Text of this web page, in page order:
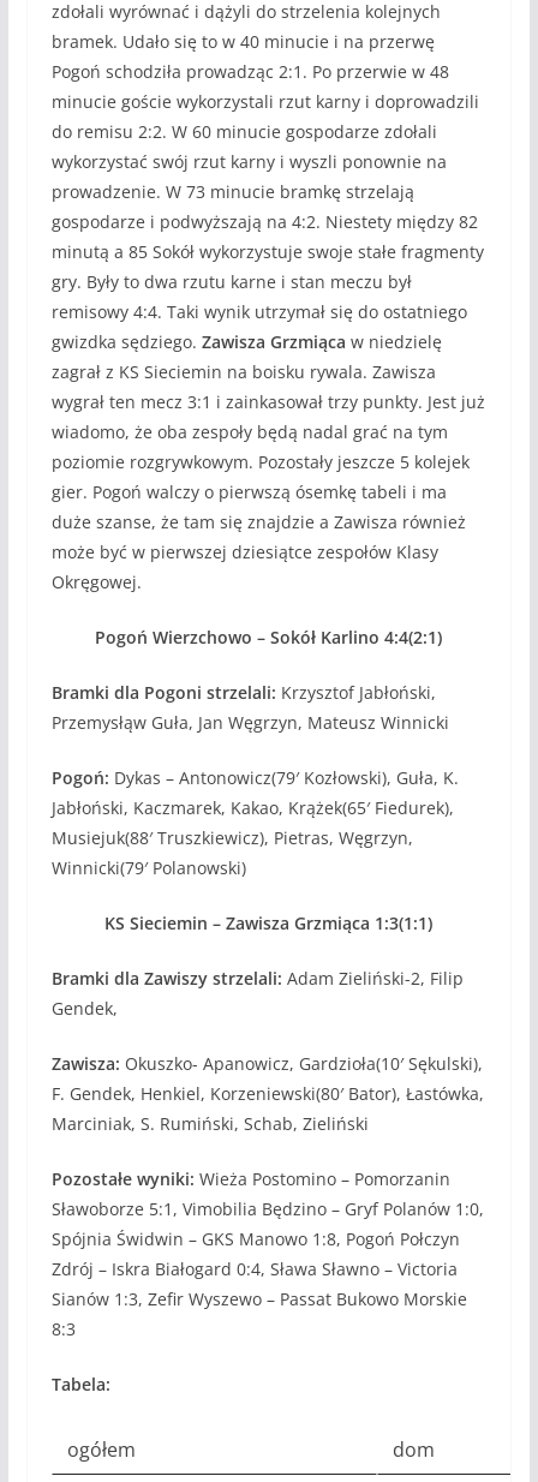
zdołali wyrównać i dążyli do strzelenia kolejnych
bramek. Udało się to w 40 minucie i na przerwę
Pogoń schodziła prowadząc 2:1. Po przerwie w 48
minucie goście wykorzystali rzut karny i doprowadzili
do remisu 2:2. W 60 minucie gospodarze zdołali
wykorzystać swój rzut karny i wyszli ponownie na
prowadzenie. W 73 minucie bramkę strzelają
gospodarze i podwyższają na 4:2. Niestety między 82
minutą a 85 Sokół wykorzystuje swoje stałe fragmenty
gry. Były to dwa rzutu karne i stan meczu był
remisowy 4:4. Taki wynik utrzymał się do ostatniego
gwizdka sędziego. Zawisza Grzmiąca w niedzielę
zagrał z KS Sieciemin na boisku rywala. Zawisza
wygrał ten mecz 3:1 i zainkasował trzy punkty. Jest już
wiadomo, że oba zespoły będą nadal grać na tym
poziomie rozgrywkowym. Pozostały jeszcze 5 kolejek
gier. Pogoń walczy o pierwszą ósemkę tabeli i ma
duże szanse, że tam się znajdzie a Zawisza również
może być w pierwszej dziesiątce zespołów Klasy
Okręgowej.
Pogoń Wierzchowo – Sokół Karlino 4:4(2:1)
Bramki dla Pogoni strzelali: Krzysztof Jabłoński,
Przemysłąw Guła, Jan Węgrzyn, Mateusz Winnicki
Pogoń: Dykas – Antonowicz(79′ Kozłowski), Guła, K.
Jabłoński, Kaczmarek, Kakao, Krążek(65′ Fiedurek),
Musiejuk(88′ Truszkiewicz), Pietras, Węgrzyn,
Winnicki(79′ Polanowski)
KS Sieciemin – Zawisza Grzmiąca 1:3(1:1)
Bramki dla Zawiszy strzelali: Adam Zieliński-2, Filip
Gendek,
Zawisza: Okuszko- Apanowicz, Gardzioła(10′ Sękulski),
F. Gendek, Henkiel, Korzeniewski(80′ Bator), Łastówka,
Marciniak, S. Rumiński, Schab, Zieliński
Pozostałe wyniki: Wieża Postomino – Pomorzanin
Sławoborze 5:1, Vimobilia Będzino – Gryf Polanów 1:0,
Spójnia Świdwin – GKS Manowo 1:8, Pogoń Połczyn
Zdrój – Iskra Białogard 0:4, Sława Sławno – Victoria
Sianów 1:3, Zefir Wyszewo – Passat Bukowo Morskie
8:3
Tabela:
ogółem
dom